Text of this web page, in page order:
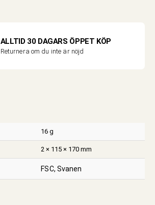
ALLTID 30 DAGARS ÖPPET KÖP
Returnera om du inte är nöjd
16 g
2 × 115 × 170 mm
FSC, Svanen